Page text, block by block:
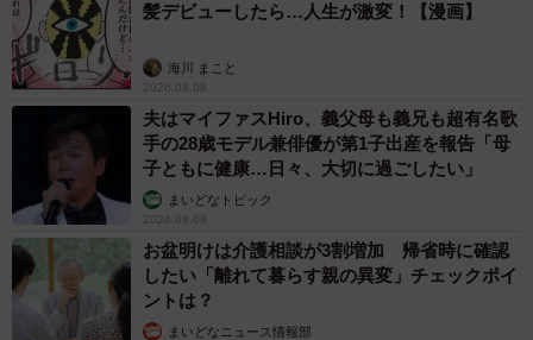
髪デビューしたら…人生が激変！【漫画】
海川 まこと
2026.08.08
夫はマイファスHiro、義父母も義兄も超有名歌
手の28歳モデル兼俳優が第1子出産を報告「母
子ともに健康…日々、大切に過ごしたい」
まいどなトピック
2026.08.08
お盆明けは介護相談が3割増加 帰省時に確認
したい「離れて暮らす親の異変」チェックポイ
ントは？
まいどなニュース情報部